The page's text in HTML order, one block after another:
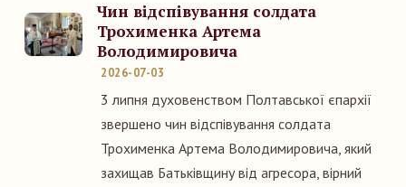
Чин відспівування солдата
Трохименка Артема
Володимировича
2026-07-03
3 липня духовенством Полтавської єпархії
звершено чин відспівування солдата
Трохименка Артема Володимировича, який
захищав Батьківщину від агресора, вірний